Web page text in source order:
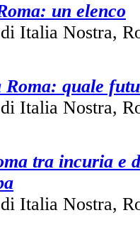
un elenco
Italia Nostra,
Roma: quale
Italia Nostra,
tra incuria e
Italia Nostra,